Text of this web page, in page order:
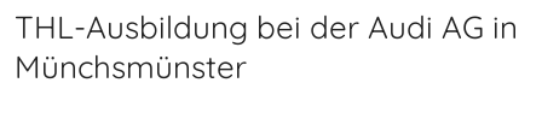
THL-Ausbildung bei der Audi AG in
Münchsmünster